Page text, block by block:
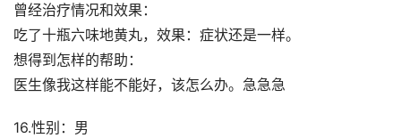
曾经治疗情况和效果：
吃了十瓶六味地黄丸，效果：症状还是一样。
想得到怎样的帮助：
医生像我这样能不能好，该怎么办。急急急
16.性别：男